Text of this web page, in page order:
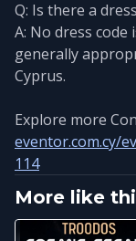
Q: Is there a
A: No dress
generally
Cyprus.
Explore more
eventor.com.cy/
114
More like